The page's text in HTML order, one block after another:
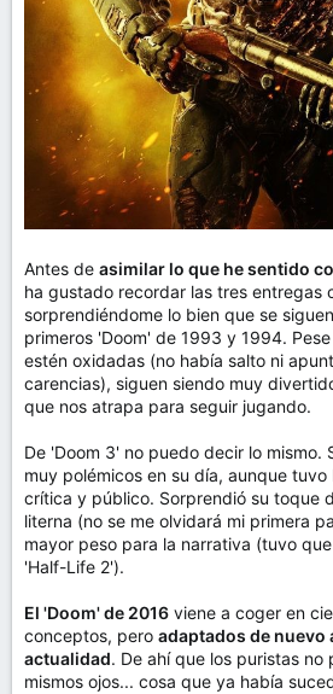
Antes de asimilar lo que he sentido
ha gustado recordar las tres entregas
sorprendiéndome lo bien que se
primeros 'Doom' de 1993 y 1994.
estén oxidadas (no había salto ni
carencias), siguen siendo muy
que nos atrapa para seguir jugando.
De 'Doom 3' no puedo decir lo mismo.
muy polémicos en su día, aunque
crítica y público. Sorprendió su toque
literna (no se me olvidará mi primera
mayor peso para la narrativa (tuvo
'Half-Life 2').
El 'Doom' de 2016 viene a coger en
conceptos, pero adaptados de nuevo
actualidad. De ahí que los puristas no
mismos ojos... cosa que ya había